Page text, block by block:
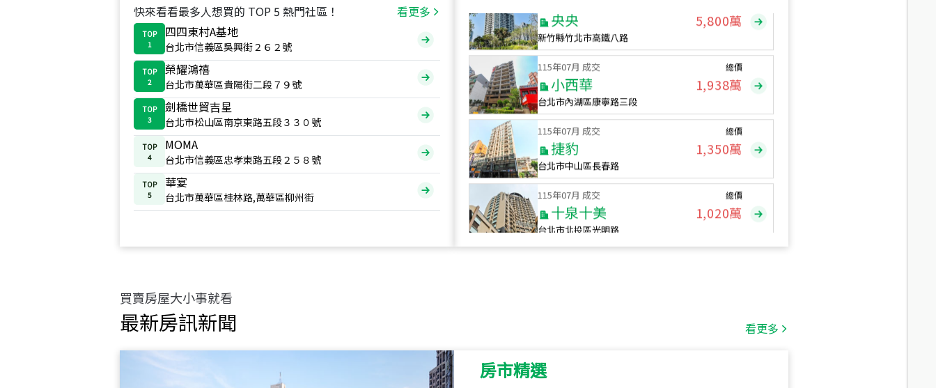
快來看看最多人想買的 TOP 5 熱門社區！ 看更多
TOP
1
四四東村A基地
台北市信義區吳興街２６２號
TOP
2
榮耀鴻禧
台北市萬華區貴陽街二段７９號
TOP
3
劍橋世貿吉星
台北市松山區南京東路五段３３０號
TOP
4
MOMA
台北市信義區忠孝東路五段２５８號
TOP
5
華宴
台北市萬華區桂林路,萬華區柳州街
新竹縣竹北市高鐵八路
115年07月 成交
小西華
台北市內湖區康寧路三段
總價
1,938萬
115年07月 成交
捷豹
台北市中山區長春路
總價
1,350萬
115年07月 成交
十泉十美
台北市北投區光明路
總價
1,020萬
115
買賣房屋大小事就看
最新房訊新聞 看更多
房市精選